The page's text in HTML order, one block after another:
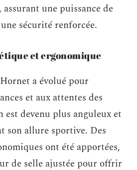
une puissance de
sécurité renforcée.
et ergonomique
a évolué pour
et aux attentes des
est devenu plus anguleux et
son allure sportive. Des
ont été apportées,
de selle ajustée pour offrir